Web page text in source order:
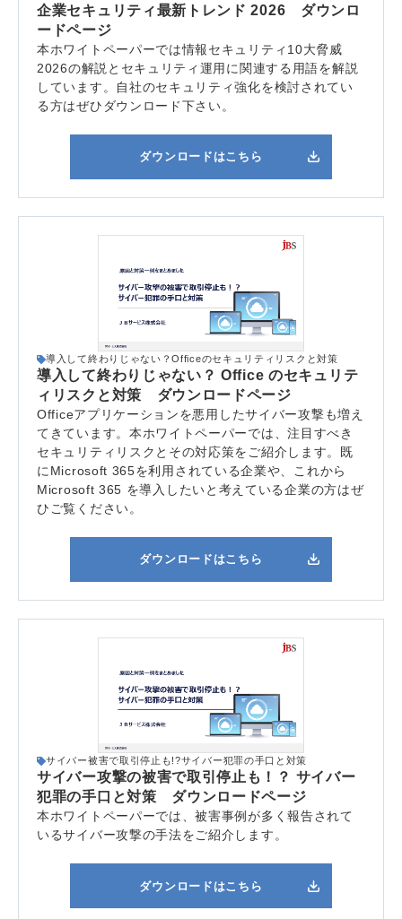
企業セキュリティ最新トレンド 2026 ダウンロ
ードページ
本ホワイトペーパーでは情報セキュリティ10大脅威
2026の解説とセキュリティ運用に関連する用語を解説
しています。自社のセキュリティ強化を検討されてい
る方はぜひダウンロード下さい。
ダウンロードはこちら
導入して終わりじゃない？Officeのセキュリティリスクと対策
導入して終わりじゃない？ Office のセキュリテ
ィリスクと対策 ダウンロードページ
Officeアプリケーションを悪用したサイバー攻撃も増え
てきています。本ホワイトペーパーでは、注目すべき
セキュリティリスクとその対応策をご紹介します。既
にMicrosoft 365を利用されている企業や、これから
Microsoft 365 を導入したいと考えている企業の方はぜ
ひご覧ください。
ダウンロードはこちら
サイバー被害で取引停止も!?サイバー犯罪の手口と対策
サイバー攻撃の被害で取引停止も！？ サイバー
犯罪の手口と対策 ダウンロードページ
本ホワイトペーパーでは、被害事例が多く報告されて
いるサイバー攻撃の手法をご紹介します。
ダウンロードはこちら